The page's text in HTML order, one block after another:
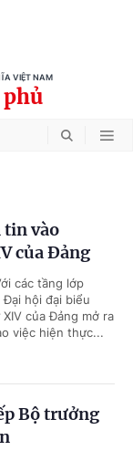
VIỆT NAM
tin vào
của Đảng
các tầng lớp
hội đại biểu
của Đảng mở ra
việc hiện thực...
Bộ trưởng